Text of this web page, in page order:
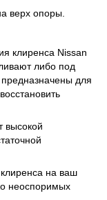
верх опоры.
клиренса Nissan
либо под
для
высокой
на ваш
неоспоримых